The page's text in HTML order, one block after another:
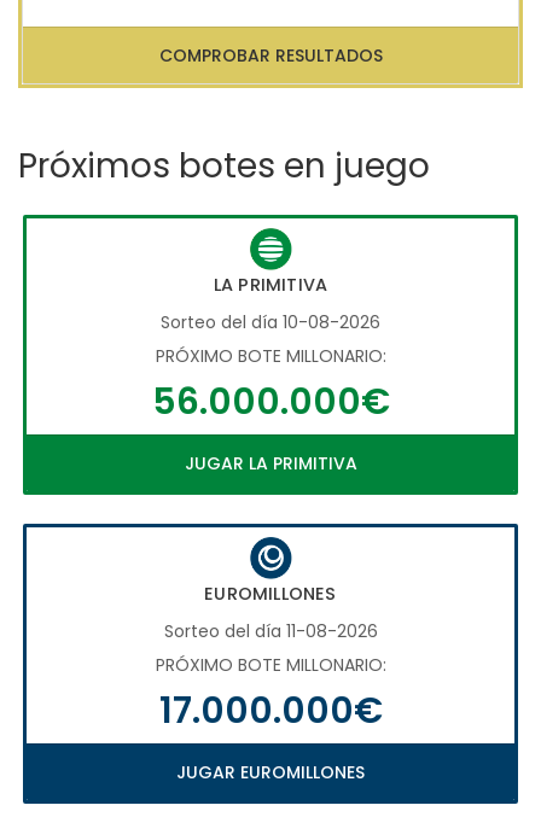
COMPROBAR RESULTADOS
Próximos botes en juego
LA PRIMITIVA
Sorteo del día 10-08-2026
PRÓXIMO BOTE MILLONARIO:
56.000.000€
JUGAR LA PRIMITIVA
EUROMILLONES
Sorteo del día 11-08-2026
PRÓXIMO BOTE MILLONARIO:
17.000.000€
JUGAR EUROMILLONES